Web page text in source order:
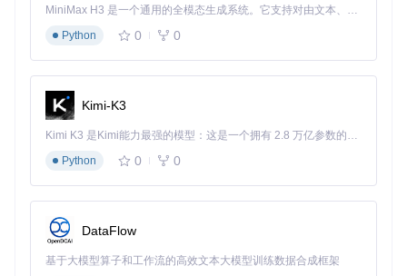
本地音乐管理技巧：打造个性化音乐库
面对杂乱无章的音乐文件，Salt Player提供了强大的标签编辑
功能。你可以批量修改歌曲信息，添加自定义标签，让音乐分
类更加精准。
目标：按心情创建自定义歌单
操作：长按歌曲 → 添加到歌单 → 新建歌单"雨天氛围" →
设置标签"舒缓/雨天"
预期效果：在"标签浏览"页面点击"雨天"即可快速筛选相关
音质优化设置：让耳机发挥最大潜力
即使是同一款耳机，在不同播放器上也会有截然不同的听感。
通过Salt Player的均衡器设置，你可以根据耳机特性和音乐类
型进行精准调节。
MiniMax H3 是一个通用的全模态生成系统。它支持对由文本、图像、视频和音频组成的多模态上下文进行统一理解，并能生成分辨率高达 2K、时长可达 15 秒的带原生立体声音频的视频。得益于面向任务泛化的系统设计，H3 在预训练阶段就已具备广泛的多模态上下文理解与生成能力，能够出色地执行复杂的多模态指令。
Python
0 0
Kimi-K3
Kimi K3 是Kimi能力最强的模型：这是一个拥有 2.8 万亿参数的混合专家（MoE）模型，具备原生视觉理解能力，并支持 100 万 token 的上下文窗口。
Python
0 0
DataFlow
基于大模型算子和工作流的高效文本大模型训练数据合成框架